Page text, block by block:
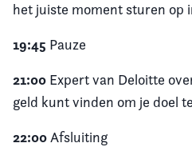
het juiste moment sturen op
19:45 Pauze
21:00 Expert van Deloitte
geld kunt vinden om je doel
22:00 Afsluiting